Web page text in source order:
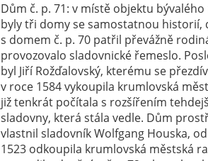
Dům č. p. 71: v místě objektu
byly tři domy se samostatnou historií,
s domem č. p. 70 patřil převážně
provozovalo sladovnické řemeslo.
byl Jiří Rožďalovský, kterému se
v roce 1584 vykoupila krumlovská
již tenkrát počítala s rozšířením
sladovny, která stála vedle. Dům
vlastnil sladovník Wolfgang Houska,
1523 odkoupila krumlovská městská